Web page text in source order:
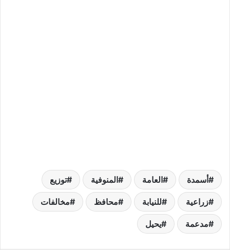
أسمدة العامة المنوفية توزيع
زراعية للنيابة محافظ مخالفات
مدعمة يحيل